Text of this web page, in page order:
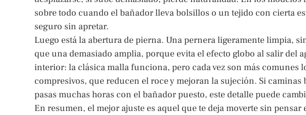
sobre todo cuando el bañador lleva bolsillos o un tejido con cierta
seguro sin apretar.
Luego está la abertura de pierna. Una pernera ligeramente limpia,
que una demasiado amplia, porque evita el efecto globo al salir del
interior: la clásica malla funciona, pero cada vez son más comunes
compresivos, que reducen el roce y mejoran la sujeción. Si caminas
pasas muchas horas con el bañador puesto, este detalle puede
En resumen, el mejor ajuste es aquel que te deja moverte sin